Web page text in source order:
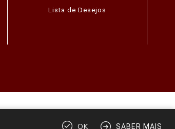
Lista de Desejos
OK SABER MAIS